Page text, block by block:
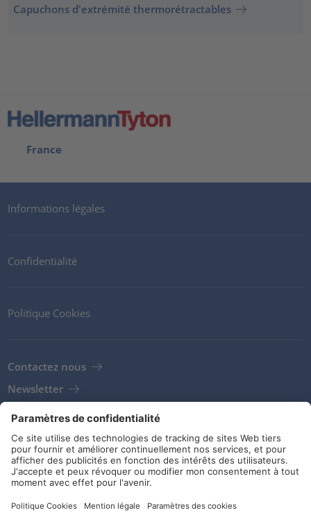
Capuchons d'extrémité thermorétractables
France
Informations légales
Confidentialité
Politique Cookies
Contactez nous
Newsletter
Clients
Fournisseurs
Conditions de stockage
Réseaux sociaux